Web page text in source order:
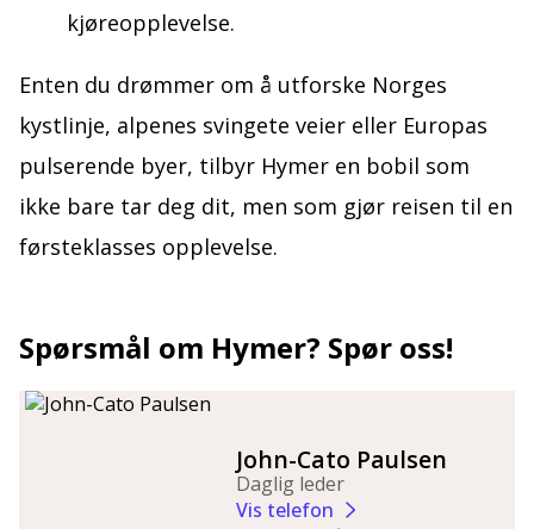
kjøreopplevelse.
Enten du drømmer om å utforske Norges
kystlinje, alpenes svingete veier eller Europas
pulserende byer, tilbyr Hymer en bobil som
ikke bare tar deg dit, men som gjør reisen til en
førsteklasses opplevelse.
Spørsmål om Hymer? Spør oss!
John-Cato Paulsen
Daglig leder
Vis telefon